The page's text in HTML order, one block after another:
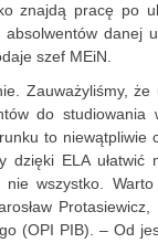
znajdą pracę po
danej
szef MEiN.
Zauważyliśmy, że
do studiowania
to niewątpliwie
ELA ułatwić
wszystko.
(OPI PIB). – Od